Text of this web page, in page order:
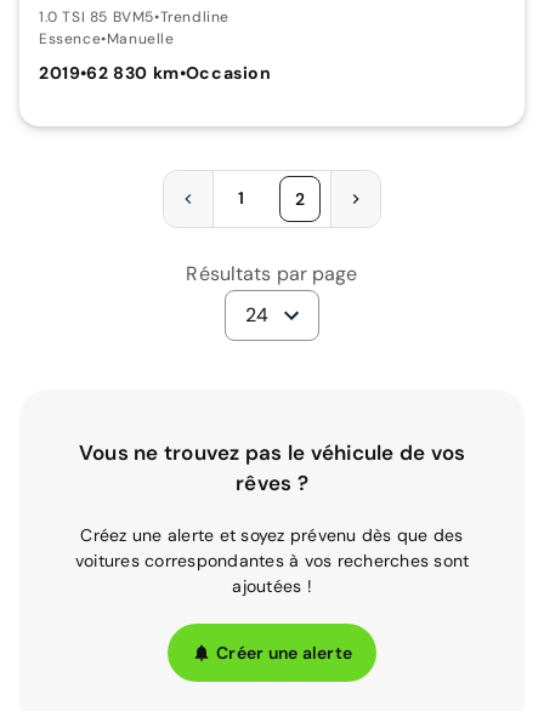
1.0 TSI 85 BVM5•Trendline
Essence•Manuelle
2019•62 830 km•Occasion
1 2
Résultats par page
24
Vous ne trouvez pas le véhicule de vos
rêves ?
Créez une alerte et soyez prévenu dès que des
voitures correspondantes à vos recherches sont
ajoutées !
Créer une alerte